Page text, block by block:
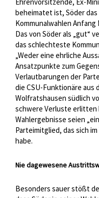
beheimatet ist, Söder
Kommunalwahlen Anfang
Das von Söder als „gut“
das schlechteste
„Weder eine ehrliche
Ansatzpunkte zum
Verlautbarungen der
die CSU-Funktionäre aus
Wolfratshausen südlich
schwere Verluste
Wahlergebnisse seien
Parteimitglied, das sich
habe.
Nie dagewesene
Besonders sauer stößt